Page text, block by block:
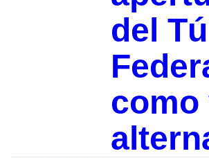
del
como